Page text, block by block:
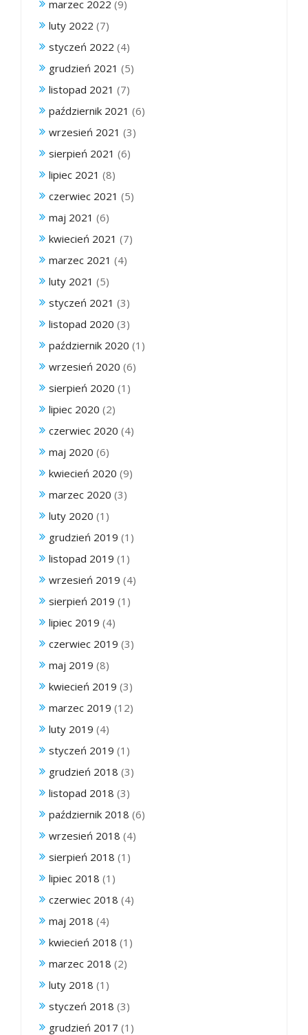
marzec 2022 (9)
luty 2022 (7)
styczeń 2022 (4)
grudzień 2021 (5)
listopad 2021 (7)
październik 2021 (6)
wrzesień 2021 (3)
sierpień 2021 (6)
lipiec 2021 (8)
czerwiec 2021 (5)
maj 2021 (6)
kwiecień 2021 (7)
marzec 2021 (4)
luty 2021 (5)
styczeń 2021 (3)
listopad 2020 (3)
październik 2020 (1)
wrzesień 2020 (6)
sierpień 2020 (1)
lipiec 2020 (2)
czerwiec 2020 (4)
maj 2020 (6)
kwiecień 2020 (9)
marzec 2020 (3)
luty 2020 (1)
grudzień 2019 (1)
listopad 2019 (1)
wrzesień 2019 (4)
sierpień 2019 (1)
lipiec 2019 (4)
czerwiec 2019 (3)
maj 2019 (8)
kwiecień 2019 (3)
marzec 2019 (12)
luty 2019 (4)
styczeń 2019 (1)
grudzień 2018 (3)
listopad 2018 (3)
październik 2018 (6)
wrzesień 2018 (4)
sierpień 2018 (1)
lipiec 2018 (1)
czerwiec 2018 (4)
maj 2018 (4)
kwiecień 2018 (1)
marzec 2018 (2)
luty 2018 (1)
styczeń 2018 (3)
grudzień 2017 (1)